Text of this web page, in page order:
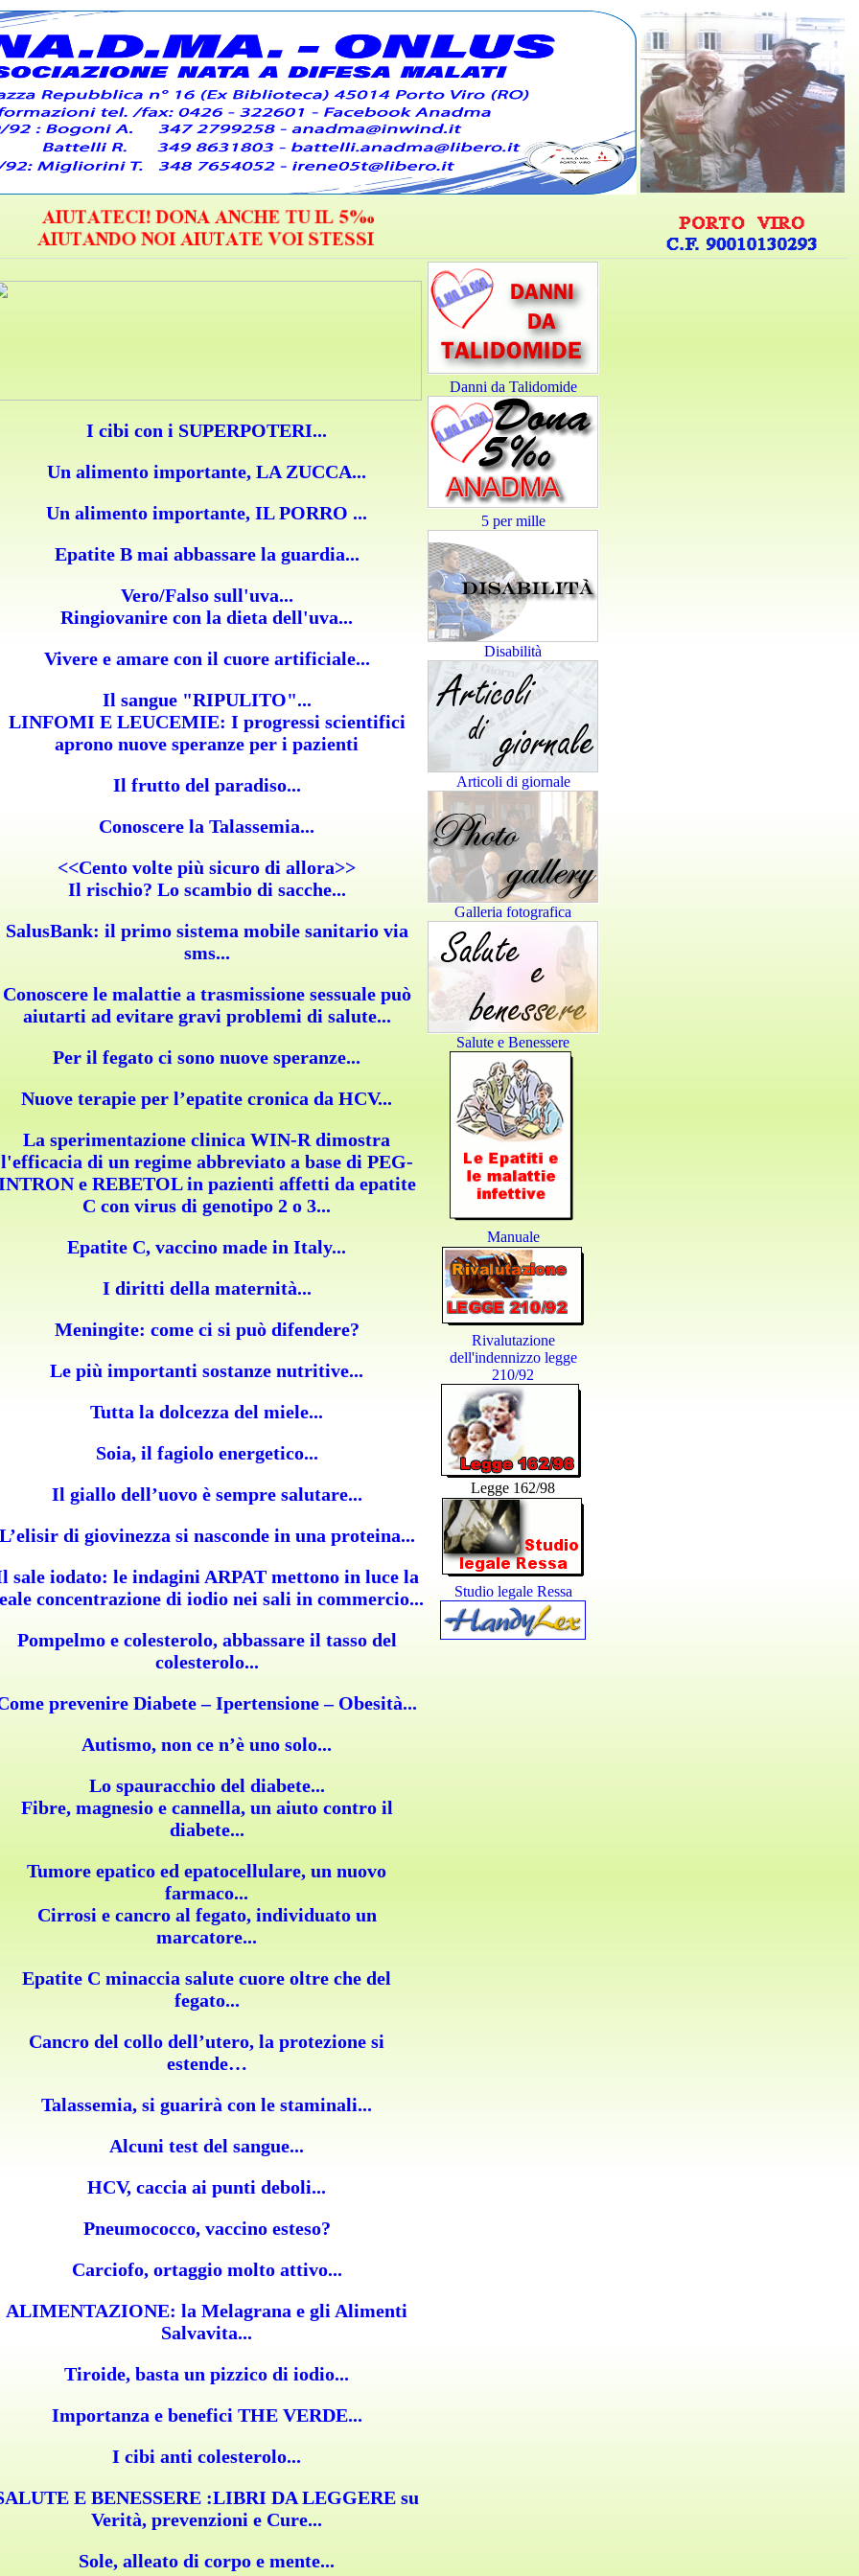
I cibi con i SUPERPOTERI...
Un alimento importante, LA ZUCCA...
Un alimento importante, IL PORRO ...
Epatite B mai abbassare la guardia...
Vero/Falso sull'uva...
Ringiovanire con la dieta dell'uva...
Vivere e amare con il cuore artificiale...
Il sangue "RIPULITO"...
LINFOMI E LEUCEMIE: I progressi scientifici
aprono nuove speranze per i pazienti
Il frutto del paradiso...
Conoscere la Talassemia...
<<Cento volte più sicuro di allora>>
Il rischio? Lo scambio di sacche...
SalusBank: il primo sistema mobile sanitario via
sms...
Conoscere le malattie a trasmissione sessuale può
aiutarti ad evitare gravi problemi di salute...
Per il fegato ci sono nuove speranze...
Nuove terapie per l’epatite cronica da HCV...
La sperimentazione clinica WIN-R dimostra
l'efficacia di un regime abbreviato a base di PEG-
e REBETOL in pazienti affetti da epatite
C con virus di genotipo 2 o 3...
Epatite C, vaccino made in Italy...
I diritti della maternità...
Meningite: come ci si può difendere?
Le più importanti sostanze nutritive...
Tutta la dolcezza del miele...
Soia, il fagiolo energetico...
Il giallo dell’uovo è sempre salutare...
di giovinezza si nasconde in una proteina...
sale iodato: le indagini ARPAT mettono in luce la
concentrazione di iodio nei sali in commercio...
Pompelmo e colesterolo, abbassare il tasso del
colesterolo...
prevenire Diabete – Ipertensione – Obesità...
Autismo, non ce n’è uno solo...
Lo spauracchio del diabete...
Fibre, magnesio e cannella, un aiuto contro il
diabete...
Tumore epatico ed epatocellulare, un nuovo
farmaco...
Cirrosi e cancro al fegato, individuato un
marcatore...
Epatite C minaccia salute cuore oltre che del
fegato...
Cancro del collo dell’utero, la protezione si
estende…
Talassemia, si guarirà con le staminali...
Alcuni test del sangue...
HCV, caccia ai punti deboli...
Pneumococco, vaccino esteso?
Carciofo, ortaggio molto attivo...
ALIMENTAZIONE: la Melagrana e gli Alimenti
Salvavita...
Tiroide, basta un pizzico di iodio...
Importanza e benefici THE VERDE...
I cibi anti colesterolo...
E BENESSERE :LIBRI DA LEGGERE su
Verità, prevenzioni e Cure...
Sole, alleato di corpo e mente...
Danni da Talidomide
5 per mille
Disabilità
Articoli di giornale
Galleria fotografica
Salute e Benessere
Manuale
Rivalutazione
dell'indennizzo legge
210/92
Legge 162/98
Studio legale Ressa